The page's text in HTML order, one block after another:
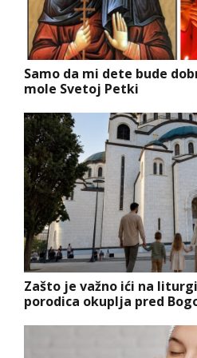
Samo da mi dete bude
mole Svetoj Petki
Zašto je važno ići na
porodica okuplja pred